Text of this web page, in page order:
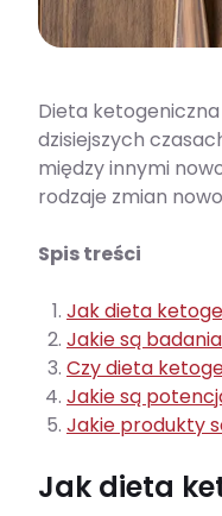
Dieta
dzisiejszych
między innymi
rodzaje zmian
Spis treści
Jak dieta
Jakie są
Czy dieta
Jakie są
Jakie produkty
Jak dieta